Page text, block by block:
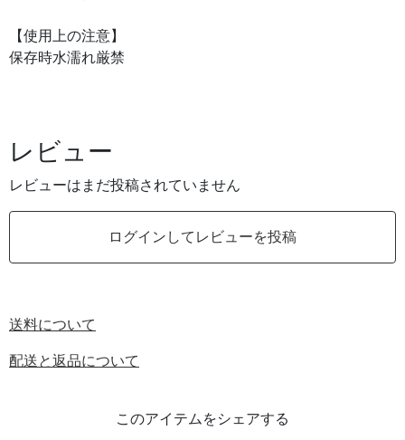
【使用上の注意】
保存時水濡れ厳禁
レビュー
レビューはまだ投稿されていません
ログインしてレビューを投稿
送料について
配送と返品について
このアイテムをシェアする